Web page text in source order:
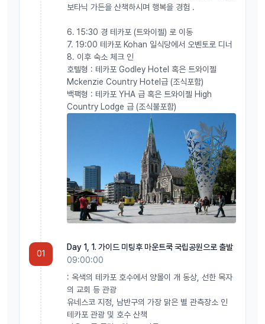
보타닉 가든을 산책하시며 행복을 경험 .
6. 15:30 경 테카포 (트와이젤) 로 이동
7. 19:00 테카포 Kohan 일식당에서 오벤토로 디너
8. 이후 숙소 체크 인
호텔형 : 테카포 Godley Hotel 혹은 트와이젤
Mckenzie Country Hotel급 (조식포함)
백팩형 : 테카포 YHA 급 혹은 트와이젤 High
Country Lodge 급 (조식불포함)
01
Day 1, 1. 가이드 미팅후 마운트쿡 국립공원으로 출발
09:00:00
: 옥색의 테카포 호수에서 양몰이 개 동상, 선한 목자
의 교회 등 관광
유네스코 지정, 남반구의 가장 맑은 별 관측장소 인
테카포 관광 및 호수 산책